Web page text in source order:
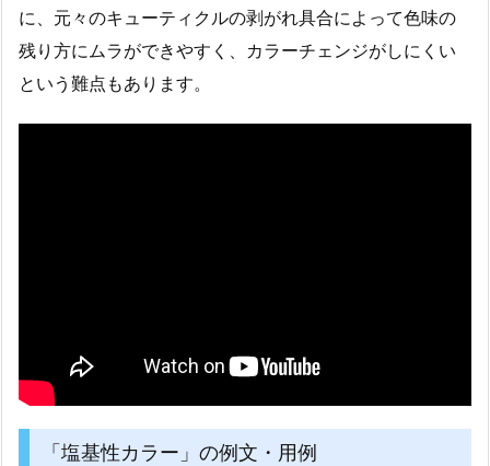
に、元々のキューティクルの剥がれ具合によって色味の
残り方にムラができやすく、カラーチェンジがしにくい
という難点もあります。
「塩基性カラー」の例文・用例